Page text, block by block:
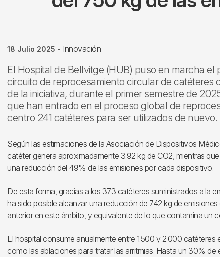
18 Julio 2025 - Innovación
El Hospital de Bellvitge (HUB) puso en marcha el
circuito de reprocesamiento circular de catéteres
de la iniciativa, durante el primer semestre de
que han entrado en el proceso global de
centro 241 catéteres para ser utilizados de nuevo.
Según las estimaciones de la Asociación de Dispositivos
catéter genera aproximadamente 3.92 kg de CO2, mientras
una reducción del 49% de las emisiones por cada dispositivo.
De esta forma, gracias a los 373 catéteres suministrados a la
ha sido posible alcanzar una reducción de 742 kg de
anterior en este ámbito, y equivalente de lo que contamina un
El hospital consume anualmente entre 1.500 y 2.000
como las ablaciones para tratar las arritmias. Hasta un 30%